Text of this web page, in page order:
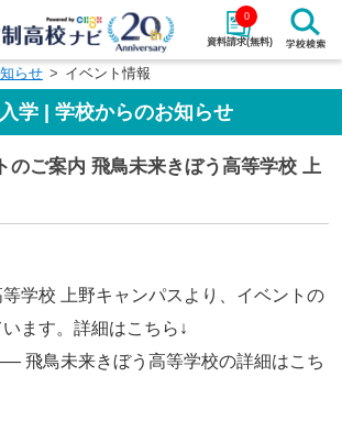
資料請求(無料)
0
検索
探す
北海道・東北
北陸・甲信越
らせ イベント情報
学 | 学校からのお知らせ
のご案内 飛鳥未来きぼう高等学校 上
学校 上野キャンパスより、イベントの
ます。詳細はこちら↓
未来きぼう高等学校の詳細はこち